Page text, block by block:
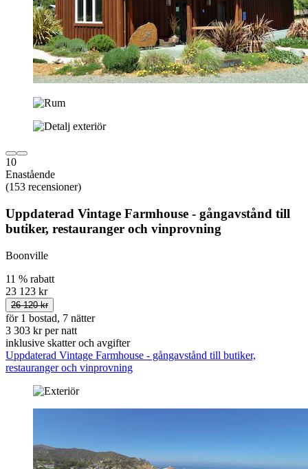
10
Enastående
(153 recensioner)
Uppdaterad Vintage Farmhouse - gångavstånd till
butiker, restauranger och vinprovning
Boonville
11 % rabatt
23 123 kr
26 120 kr
för 1 bostad, 7 nätter
3 303 kr per natt
inklusive skatter och avgifter
Uppdaterad Vintage Farmhouse - gångavstånd till butiker,
restauranger och vinprovning